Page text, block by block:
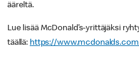
ääreltä.
Lue lisää McDonald’s-yrittäjäksi
täällä: https://